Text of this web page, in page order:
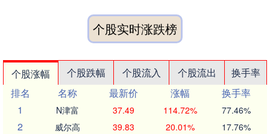
个股实时涨跌榜
个股涨幅 个股跌幅 个股流入 个股流出
换手率
排名
名称 最新价 涨幅
换手率
1
N津富 37.49 114.72% 77.46%
2 威尔高 39.83 20.01% 17.76%